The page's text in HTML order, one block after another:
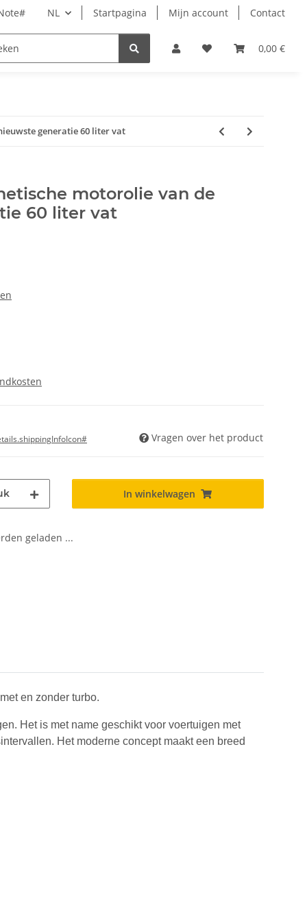
NL Startpagina Mijn account Contact
0,00 €
Dierbenodigdheden Wellness
generatie 60 liter vat
motorolie van de
60 liter vat
Vragen over het product
In winkelwagen
geladen ...
en zonder turbo.
Het is met name geschikt voor voertuigen met
Het moderne concept maakt een breed